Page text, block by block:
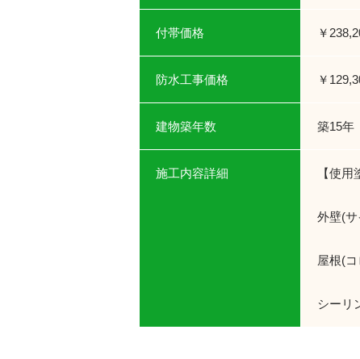
付帯価格 ￥
防水工事価格 ￥
建物築年数 築15年
施工内容詳細 【使用
外壁(サ
屋根(
シーリ